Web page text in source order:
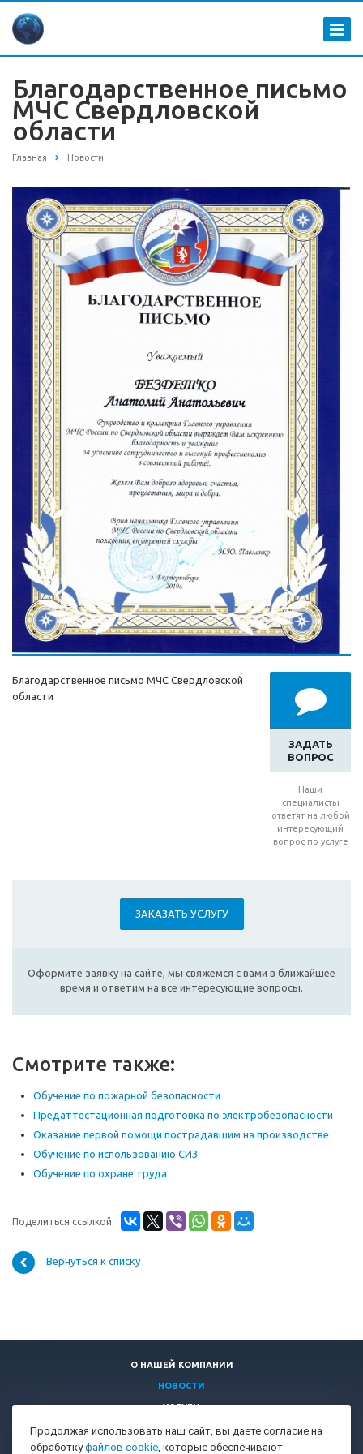
Благодарственное письмо
МЧС Свердловской
области
Главная Новости
ЗАДАТЬ
ВОПРОС
Наши
специалисты
ответят на любой
интересующий
вопрос по услуге
Благодарственное письмо МЧС Свердловской
области
ЗАКАЗАТЬ УСЛУГУ
Оформите заявку на сайте, мы свяжемся с вами в ближайшее
время и ответим на все интересующие вопросы.
Смотрите также:
Обучение по пожарной безопасности
Предаттестационная подготовка по электробезопасности
Оказание первой помощи пострадавшим на производстве
Обучение по использованию СИЗ
Обучение по охране труда
Поделиться ссылкой:
Вернуться к списку
О НАШЕЙ КОМПАНИИ
НОВОСТИ
УСЛУГИ
КОНТАКТЫ
ОБУЧЕНИЕ ПО ОХРАНЕ ТРУДА
Продолжая использовать наш сайт, вы даете согласие на
обработкуфайлов cookie, которые обеспечивают